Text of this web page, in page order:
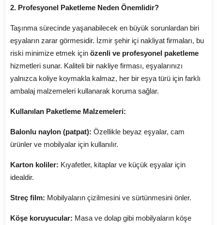
2. Profesyonel Paketleme Neden Önemlidir?
Taşınma sürecinde yaşanabilecek en büyük sorunlardan biri
eşyaların zarar görmesidir. İzmir şehir içi nakliyat firmaları, bu
riski minimize etmek için özenli ve profesyonel paketleme
hizmetleri sunar. Kaliteli bir nakliye firması, eşyalarınızı
yalnızca koliye koymakla kalmaz, her bir eşya türü için farklı
ambalaj malzemeleri kullanarak koruma sağlar.
Kullanılan Paketleme Malzemeleri:
Balonlu naylon (patpat): Özellikle beyaz eşyalar, cam
ürünler ve mobilyalar için kullanılır.
Karton koliler: Kıyafetler, kitaplar ve küçük eşyalar için
idealdir.
Streç film: Mobilyaların çizilmesini ve sürtünmesini önler.
Köşe koruyucular: Masa ve dolap gibi mobilyaların köşe